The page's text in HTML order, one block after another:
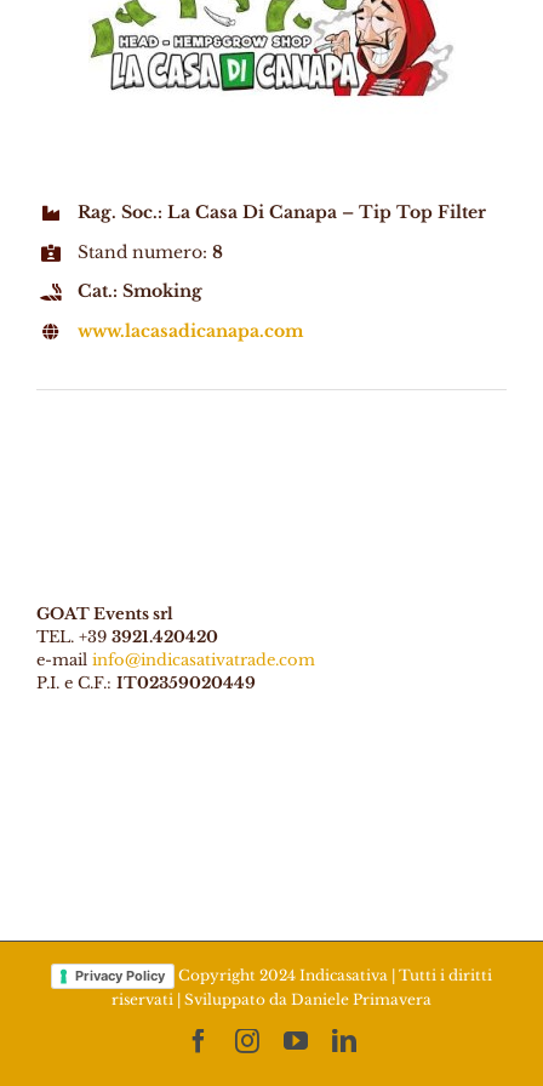
Rag. Soc.: La Casa Di Canapa – Tip Top Filter
Stand numero: 8
Cat.: Smoking
www.lacasadicanapa.com
GOAT Events srl
TEL. +39 3921.420420
e-mail info@indicasativatrade.com
P.I. e C.F.: IT02359020449
Privacy Policy
Copyright 2024 Indicasativa | Tutti i diritti
riservati | Sviluppato da Daniele Primavera
Facebook
Instagram
YouTubeLinkedIn